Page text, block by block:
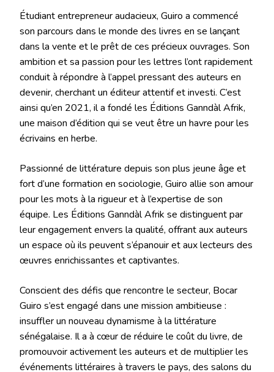
Étudiant entrepreneur audacieux, Guiro a commencé
son parcours dans le monde des livres en se lançant
dans la vente et le prêt de ces précieux ouvrages. Son
ambition et sa passion pour les lettres l’ont rapidement
conduit à répondre à l’appel pressant des auteurs en
devenir, cherchant un éditeur attentif et investi. C’est
ainsi qu’en 2021, il a fondé les Éditions Ganndàl Afrik,
une maison d’édition qui se veut être un havre pour les
écrivains en herbe.
Passionné de littérature depuis son plus jeune âge et
fort d’une formation en sociologie, Guiro allie son amour
pour les mots à la rigueur et à l’expertise de son
équipe. Les Éditions Ganndàl Afrik se distinguent par
leur engagement envers la qualité, offrant aux auteurs
un espace où ils peuvent s’épanouir et aux lecteurs des
œuvres enrichissantes et captivantes.
Conscient des défis que rencontre le secteur, Bocar
Guiro s’est engagé dans une mission ambitieuse :
insuffler un nouveau dynamisme à la littérature
sénégalaise. Il a à cœur de réduire le coût du livre, de
promouvoir activement les auteurs et de multiplier les
événements littéraires à travers le pays, des salons du